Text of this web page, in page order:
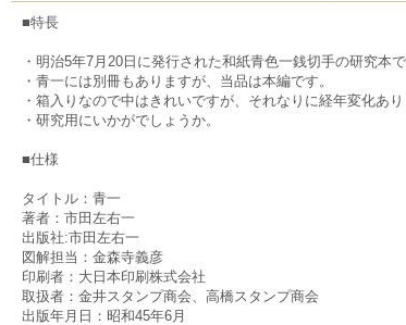
■特長
・明治5年7月20日に発行された和紙青色一銭切手の研究本で
・青一には別冊もありますが、当品は本編です。
・箱入りなので中はきれいですが、それなりに経年変化あり
・研究用にいかがでしょうか。
■仕様
タイトル：青一
著者：市田左右一
出版社:市田左右一
図解担当：金森寺義彦
印刷者：大日本印刷株式会社
取扱者：金井スタンプ商会、高橋スタンプ商会
出版年月日：昭和45年6月